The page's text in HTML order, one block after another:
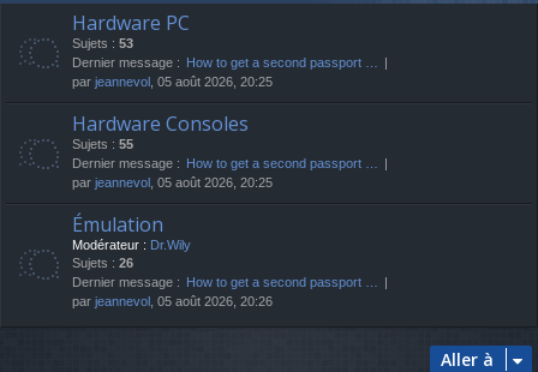
e
Hardware PC
Sujets : 53
Dernier message : How to get a second passport …
par jeannevol , 05 août 2026, 20:25
Hardware Consoles
Sujets : 55
Dernier message : How to get a second passport …
par jeannevol , 05 août 2026, 20:25
Émulation
Modérateur : Dr.Wily
Sujets : 26
Dernier message : How to get a second passport …
par jeannevol , 05 août 2026, 20:26
Aller à